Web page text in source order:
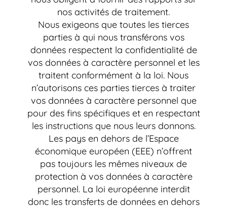
nos activités de traitement.
Nous exigeons que toutes les tierces
parties à qui nous transférons vos
données respectent la confidentialité de
vos données à caractère personnel et les
traitent conformément à la loi. Nous
n’autorisons ces parties tierces à traiter
vos données à caractère personnel que
pour des fins spécifiques et en respectant
les instructions que nous leurs donnons.
Les pays en dehors de l’Espace
économique européen (EEE) n’offrent
pas toujours les mêmes niveaux de
protection à vos données à caractère
personnel. La loi européenne interdit
donc les transferts de données en dehors